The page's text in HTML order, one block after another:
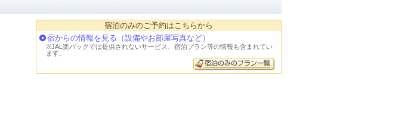
宿泊のみのご予約はこちらから
宿からの情報を見る（設備やお部屋写真など）
※JAL楽パックでは提供されないサービス、宿泊プラン等の情報も含まれてい
ます。